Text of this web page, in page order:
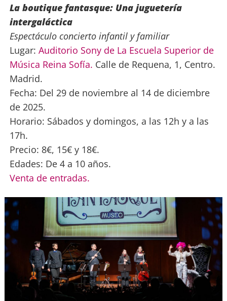
La boutique fantasque: Una juguetería
intergaláctica
Espectáculo concierto infantil y familiar
Lugar: Auditorio Sony de La Escuela Superior de
Música Reina Sofía. Calle de Requena, 1, Centro.
Madrid.
Fecha: Del 29 de noviembre al 14 de diciembre
de 2025.
Horario: Sábados y domingos, a las 12h y a las
17h.
Precio: 8€, 15€ y 18€.
Edades: De 4 a 10 años.
Venta de entradas.